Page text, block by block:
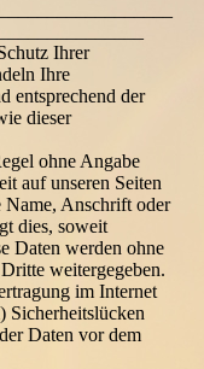
Ihrer
Ihre
entsprechend der
dieser
ohne Angabe
auf unseren Seiten
Name, Anschrift oder
dies, soweit
Daten werden ohne
weitergegeben.
im Internet
Daten vor dem